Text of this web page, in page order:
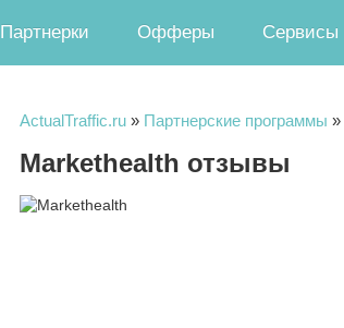
Партнерки Офферы Сервисы
ActualTraffic.ru » Партнерские программы »
Markethealth отзывы